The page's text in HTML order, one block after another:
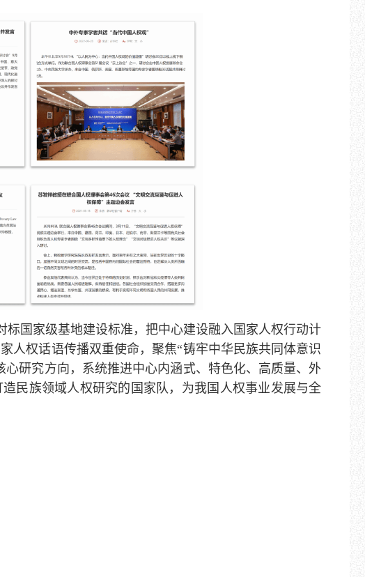
国家级基地建设标准，把中心建设融入国家人权行动计
人权话语传播双重使命，聚焦“铸牢中华民族共同体意识
研究方向，系统推进中心内涵式、特色化、高质量、外
民族领域人权研究的国家队，为我国人权事业发展与全